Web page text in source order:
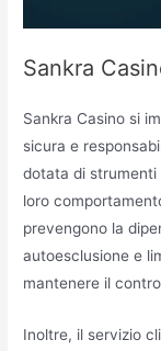
Sankra
Sankra Casino si
sicura e
dotata di strumenti
loro
prevengono la
autoesclusione e
mantenere il
Inoltre, il servizio